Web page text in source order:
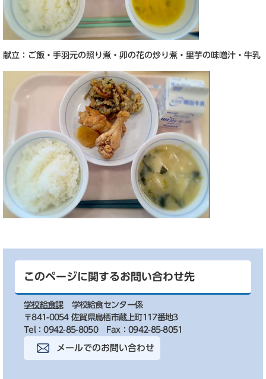
献立：ご飯・手羽元の照り煮・卯の花の炒り煮・里芋の味噌汁・牛乳
このページに関するお問い合わせ先
学校給食課
学校給食センター係
〒841-0054 佐賀県鳥栖市蔵上町117番地3
Tel：0942-85-8050
Fax：0942-85-8051
メールでのお問い合わせ